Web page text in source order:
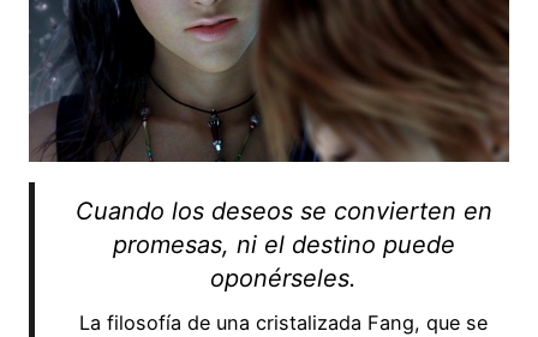
Cuando los deseos se convierten en
promesas, ni el destino puede
oponérseles.
La filosofía de una cristalizada Fang, que se